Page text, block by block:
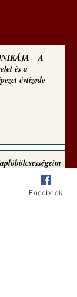
‒ A
és a
évtizede
Facebook